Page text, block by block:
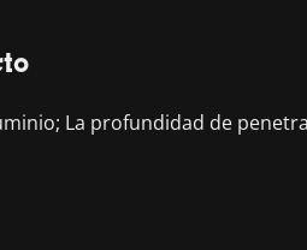
La profundidad de